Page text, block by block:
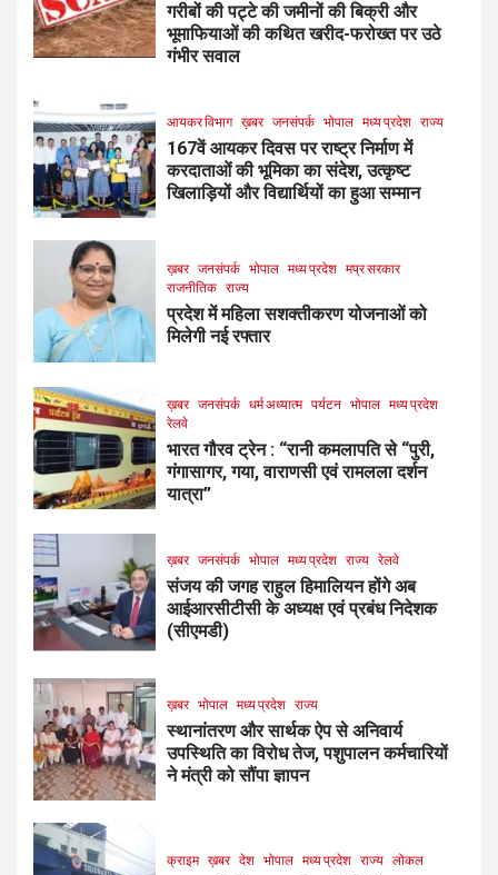
गरीबों की पट्टे की जमीनों की बिक्री और
भूमाफियाओं की कथित खरीद-फरोख्त पर उठे
गंभीर सवाल
आयकर विभाग ख़बर जनसंपर्क भोपाल मध्य प्रदेश राज्य
167वें आयकर दिवस पर राष्ट्र निर्माण में
करदाताओं की भूमिका का संदेश, उत्कृष्ट
खिलाड़ियों और विद्यार्थियों का हुआ सम्मान
ख़बर जनसंपर्क भोपाल मध्य प्रदेश मप्र सरकार
राजनीतिक राज्य
प्रदेश में महिला सशक्तीकरण योजनाओं को
मिलेगी नई रफ्तार
ख़बर जनसंपर्क धर्म अध्यात्म पर्यटन भोपाल मध्य प्रदेश
रेलवे
भारत गौरव ट्रेन : “रानी कमलापति से “पुरी,
गंगासागर, गया, वाराणसी एवं रामलला दर्शन
यात्रा”
ख़बर जनसंपर्क भोपाल मध्य प्रदेश राज्य रेलवे
संजय की जगह राहुल हिमालियन होंगे अब
आईआरसीटीसी के अध्यक्ष एवं प्रबंध निदेशक
(सीएमडी)
ख़बर भोपाल मध्य प्रदेश राज्य
स्थानांतरण और सार्थक ऐप से अनिवार्य
उपस्थिति का विरोध तेज, पशुपालन कर्मचारियों
ने मंत्री को सौंपा ज्ञापन
क्राइम ख़बर देश भोपाल मध्य प्रदेश राज्य लोकल